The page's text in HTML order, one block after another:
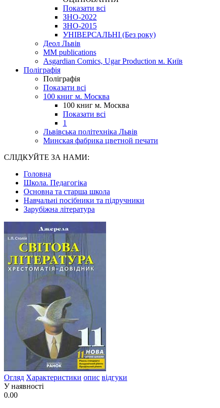
Показати всі
ЗНО-2022
ЗНО-2015
УНІВЕРСАЛЬНІ (Без року)
Деол Львів
MM publications
Asgardian Comics, Ugar Production м. Київ
Поліграфія
Поліграфія
Показати всі
100 книг м. Москва
100 книг м. Москва
Показати всі
1
Львівська політехніка Львів
Минская фабрика цветной печати
СЛІДКУЙТЕ ЗА НАМИ:
Головна
Школа. Педагогіка
Основна та старша школа
Навчальні посібники та підручники
Зарубіжна література
Огляд Характеристики опис відгуки
У наявності
0.00